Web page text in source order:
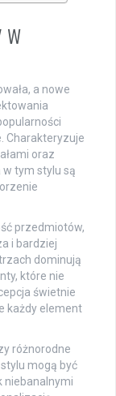
w
a nowe
Charakteryzuje
oraz
tym stylu są
przedmiotów,
i bardziej
dominują
które nie
świetnie
każdy element
różnorodne
mogą być
niebanalnymi